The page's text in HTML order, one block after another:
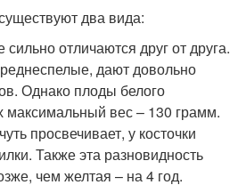
два вида:
отличаются друг от друга.
дают довольно
Однако плоды белого
максимальный вес – 130 грамм.
просвечивает, у косточки
Также эта разновидность
чем желтая – на 4 год.